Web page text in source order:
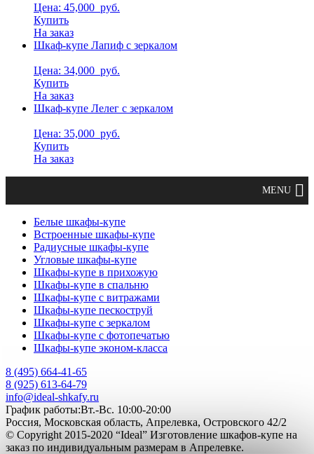
Цена: 45,000 руб.
Купить
На заказ
Шкаф-купе Лапиф с зеркалом
Цена: 34,000 руб.
Купить
На заказ
Шкаф-купе Лелег с зеркалом
Цена: 35,000 руб.
Купить
На заказ
Белые шкафы-купе
Встроенные шкафы-купе
Радиусные шкафы-купе
Угловые шкафы-купе
Шкафы-купе в прихожую
Шкафы-купе в спальню
Шкафы-купе с витражами
Шкафы-купе пескоструй
Шкафы-купе с зеркалом
Шкафы-купе с фотопечатью
Шкафы-купе эконом-класса
8 (495) 664-41-65
8 (925) 613-64-79
info@ideal-shkafy.ru
График работы:Вт.-Вс. 10:00-20:00
Россия, Московская область, Апрелевка, Островского 42/2
© Copyright 2015-2020 “Ideal” Изготовление шкафов-купе на
заказ по индивидуальным размерам в Апрелевке.